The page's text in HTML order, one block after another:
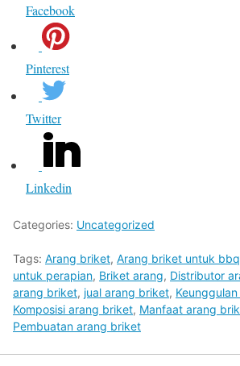
Facebook
Pinterest
Twitter
Linkedin
Categories: Uncategorized
Tags: Arang briket, Arang briket untuk
untuk perapian, Briket arang, Distributor
arang briket, jual arang briket,
Komposisi arang briket, Manfaat arang
Pembuatan arang briket